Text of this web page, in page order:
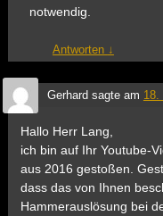
notwendig.
Antworten ↓
Gerhard sagte am 18.
Hallo Herr Lang,
ich bin auf Ihr Youtube-
aus 2016 gestoßen.
dass das von Ihnen
Hammerauslösung bei